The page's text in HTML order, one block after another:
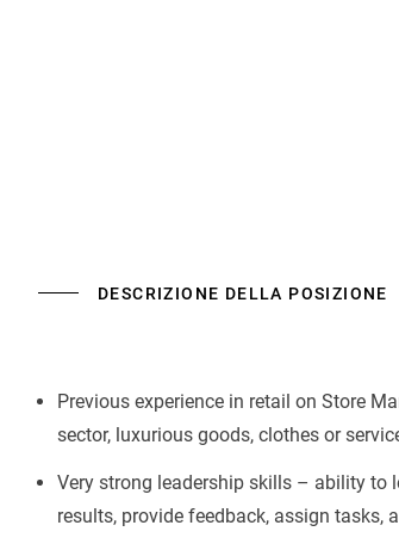
DESCRIZIONE DELLA POSIZIONE
Previous experience in retail on Store
sector, luxurious goods, clothes or
Very strong leadership skills – ability to
results, provide feedback, assign tasks,